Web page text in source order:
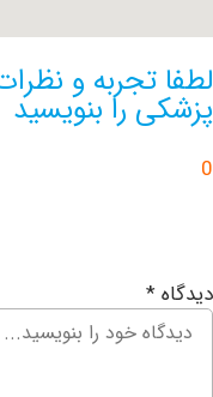
و نظرات
را بنویسید